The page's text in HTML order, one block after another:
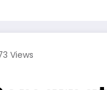
Views